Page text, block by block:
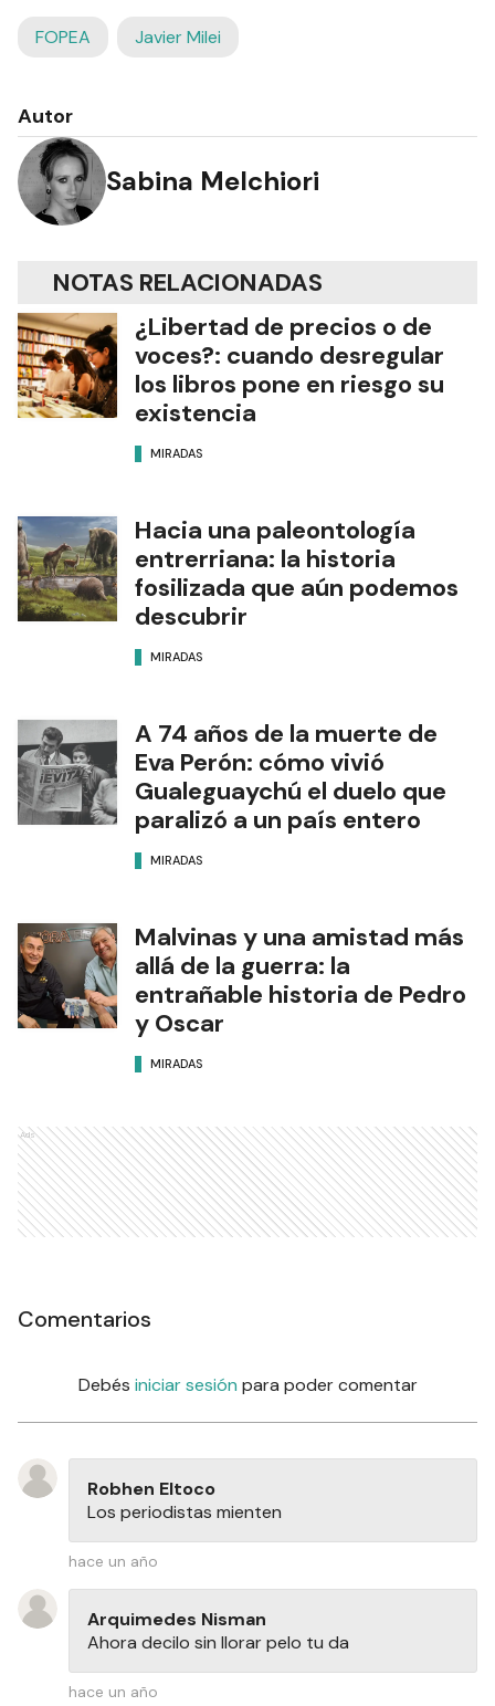
FOPEA Javier Milei
Autor
Sabina Melchiori
NOTAS RELACIONADAS
¿Libertad de precios o de
voces?: cuando desregular
los libros pone en riesgo su
existencia
MIRADAS
Hacia una paleontología
entrerriana: la historia
fosilizada que aún podemos
descubrir
MIRADAS
A 74 años de la muerte de
Eva Perón: cómo vivió
Gualeguaychú el duelo que
paralizó a un país entero
MIRADAS
Malvinas y una amistad más
allá de la guerra: la
entrañable historia de Pedro
y Oscar
MIRADAS
Ads
Comentarios
Debés iniciar sesión para poder comentar
Robhen Eltoco
Los periodistas mienten
hace un año
Arquimedes Nisman
Ahora decilo sin llorar pelo tu da
hace un año